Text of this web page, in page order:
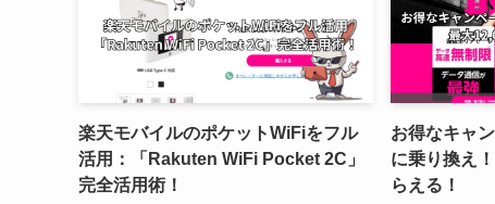
楽天モバイルのポケットWiFiをフル
活用：「Rakuten WiFi Pocket 2C」
完全活用術！
お得なキャ
に乗り換え
らえる！